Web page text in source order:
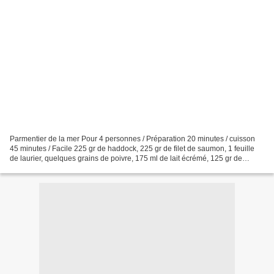
Parmentier de la mer Pour 4 personnes / Préparation 20 minutes / cuisson
45 minutes / Facile 225 gr de haddock, 225 gr de filet de saumon, 1 feuille
de laurier, quelques grains de poivre, 175 ml de lait écrémé, 125 gr de